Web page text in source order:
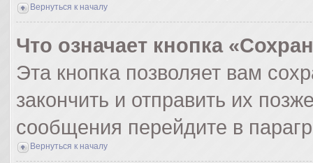
Вернуться к началу
Что означает кнопка
Эта кнопка позволяет вам
закончить и отправить их
сообщения перейдите в
Вернуться к началу